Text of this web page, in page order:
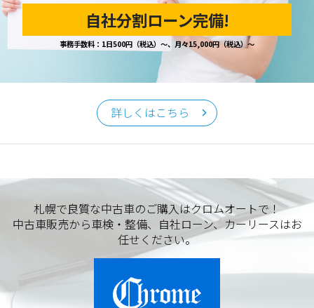
個人情報保護担当窓口
当社の「個人情報の取扱い」に関するお問い合わせは、下記
クロムオート
〒002-0865 札幌市北区屯田町740
TEL／011-790-7766FAX／011-790-6818
E-mail：info@chromeauto.co.jp
自社分割ローン完備!
事務手数料：1日500円（税込）～、月々15,000円（税込）～
詳しくはこちら
札幌で良質な中古車のご購入はクロムオートで！
中古車販売から車検・整備、自社ローン、カーリースはお
任せください。